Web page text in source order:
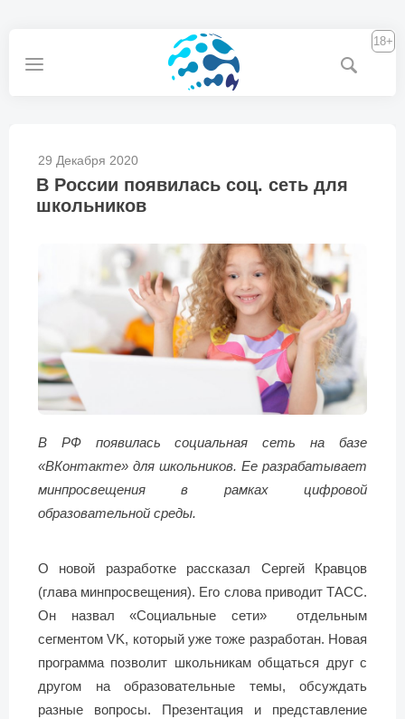
18+
29 Декабря 2020
В России появилась соц. сеть для
школьников
В РФ появилась социальная сеть на базе
«ВКонтакте» для школьников. Ее разрабатывает
минпросвещения в рамках цифровой
образовательной среды.
О новой разработке рассказал Сергей Кравцов
(глава минпросвещения). Его слова приводит ТАСС.
Он назвал «Социальные сети» отдельным
сегментом VK, который уже тоже разработан. Новая
программа позволит школьникам общаться друг с
другом на образовательные темы, обсуждать
разные вопросы. Презентация и представление